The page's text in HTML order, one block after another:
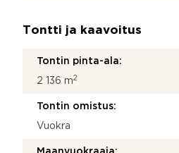
Tontti ja kaavoitus
Tontin pinta-ala:
2 136 m2
Tontin omistus:
Vuokra